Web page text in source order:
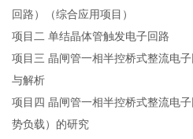
回路）（综合应用项目）
项目二 单结晶体管触发电子回路
项目三 晶闸管一相半控桥式整流电
与解析
项目四 晶闸管一相半控桥式整流电
势负载）的研究